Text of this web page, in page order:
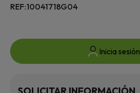
REF:10041718G04
Inicia sesión